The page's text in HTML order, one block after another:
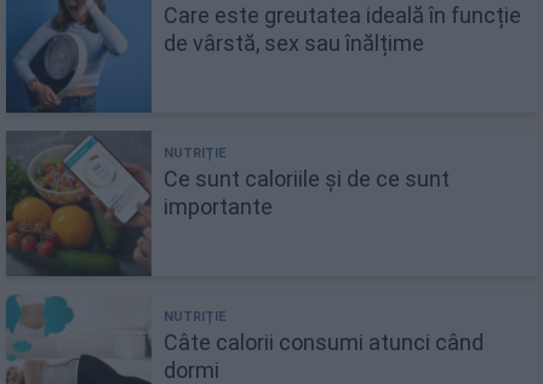
Care este greutatea ideală în funcție
de vârstă, sex sau înălțime
Ce sunt caloriile și de ce sunt
importante
Câte calorii consumi atunci când
dormi